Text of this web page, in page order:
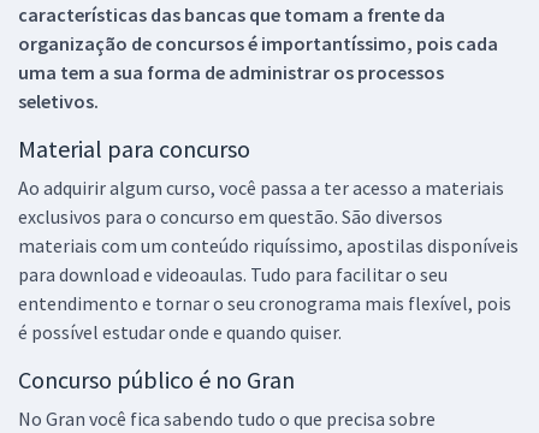
características das bancas que tomam a frente da
organização de concursos é importantíssimo, pois cada
uma tem a sua forma de administrar os processos
seletivos.
Material para concurso
Ao adquirir algum curso, você passa a ter acesso a materiais
exclusivos para o concurso em questão. São diversos
materiais com um conteúdo riquíssimo, apostilas disponíveis
para download e videoaulas. Tudo para facilitar o seu
entendimento e tornar o seu cronograma mais flexível, pois
é possível estudar onde e quando quiser.
Concurso público é no Gran
No Gran você fica sabendo tudo o que precisa sobre